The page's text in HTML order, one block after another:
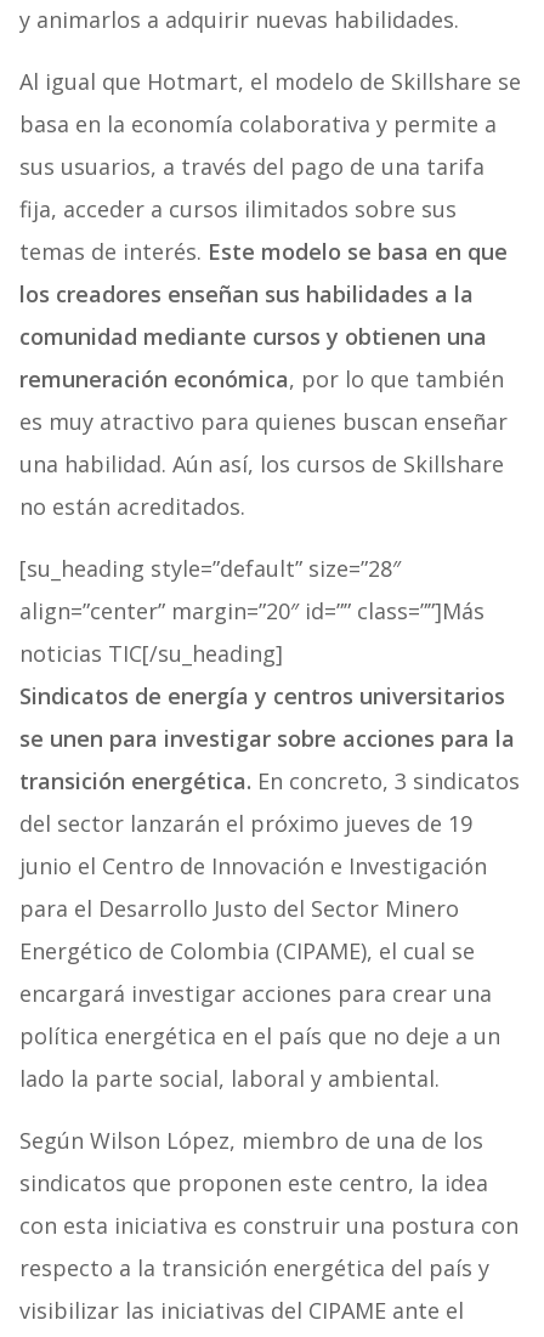
y animarlos a adquirir nuevas habilidades.
Al igual que Hotmart, el modelo de Skillshare se
basa en la economía colaborativa y permite a
sus usuarios, a través del pago de una tarifa
fija, acceder a cursos ilimitados sobre sus
temas de interés. Este modelo se basa en que
los creadores enseñan sus habilidades a la
comunidad mediante cursos y obtienen una
remuneración económica, por lo que también
es muy atractivo para quienes buscan enseñar
una habilidad. Aún así, los cursos de Skillshare
no están acreditados.
[su_heading style=”default” size=”28″
align=”center” margin=”20″ id=”” class=””]Más
noticias TIC[/su_heading]
Sindicatos de energía y centros universitarios
se unen para investigar sobre acciones para la
transición energética. En concreto, 3 sindicatos
del sector lanzarán el próximo jueves de 19
junio el Centro de Innovación e Investigación
para el Desarrollo Justo del Sector Minero
Energético de Colombia (CIPAME), el cual se
encargará investigar acciones para crear una
política energética en el país que no deje a un
lado la parte social, laboral y ambiental.
Según Wilson López, miembro de una de los
sindicatos que proponen este centro, la idea
con esta iniciativa es construir una postura con
respecto a la transición energética del país y
visibilizar las iniciativas del CIPAME ante el